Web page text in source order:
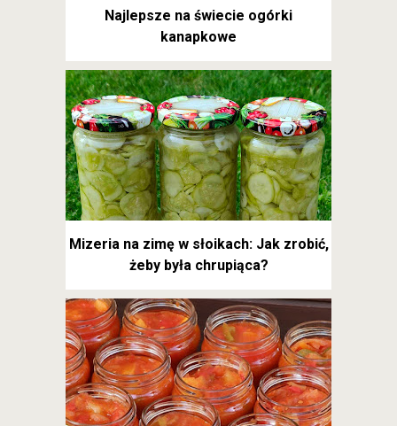
Najlepsze na świecie ogórki
kanapkowe
Mizeria na zimę w słoikach: Jak zrobić,
żeby była chrupiąca?